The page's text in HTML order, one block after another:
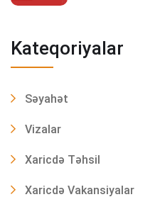
Kateqoriyalar
Səyahət
Vizalar
Xaricdə Təhsil
Xaricdə Vakansiyalar